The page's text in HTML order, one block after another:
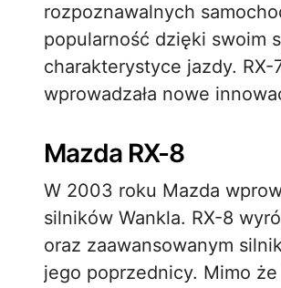
rozpoznawalnych
popularność dzięki swoim
charakterystyce jazdy.
wprowadzała nowe
Mazda RX-8
W 2003 roku Mazda
silników Wankla. RX-8
oraz zaawansowanym
jego poprzednicy. Mimo